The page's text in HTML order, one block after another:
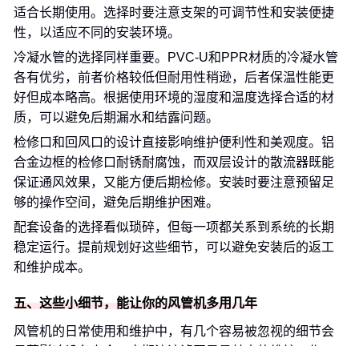
适合长期使用。选择时要注意支架的可调节性和安装便捷
性，以适应不同的安装环境。
冷凝水管的选择同样重要。PVC-U和PPR材质的冷凝水管
各有优劣，前者价格较低但耐用性稍逊，后者保温性能更
好但成本略高。根据使用环境的湿度和温度选择合适的材
质，可以避免后期漏水和结露问题。
检修口和回风口的设计直接影响维护便利性和美观度。铝
合金边框的检修口耐锈耐腐蚀，而双层设计的散流器既能
保证通风效果，又能方便后期检修。安装时要注意预留足
够的操作空间，避免后期维护困难。
配套设备的选择看似琐碎，但每一项都关系到系统的长期
稳定运行。提前规划好这些细节，可以避免安装后的返工
和维护成本。
五、这些小细节，能让你的风管机多用几年
风管机的日常使用和维护中，有几个容易被忽视的细节会